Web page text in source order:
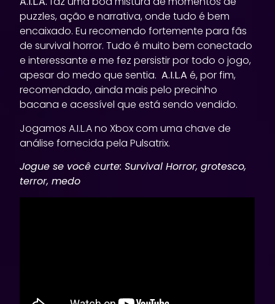
puzzles, ação e narrativa, onde tudo é bem
encaixado. Eu recomendo fortemente para fãs
de survival horror. Tudo é muito bem conectado
e interessante e me fez persistir por todo o jogo,
apesar do medo que sentia.A.I.L.A é, por fim,
recomendado, ainda mais pelo precinho
bacana e acessível que está sendo vendido.
Jogamos A.I.L.A no Xbox com uma chave de
análise fornecida pela Pulsatrix.
Jogue se você curte: Survival Horror, grotesco,
terror, medo